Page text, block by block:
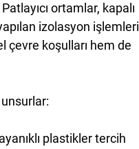
ortamlar, kapalı
izolasyon işlemleri
çevre koşulları hem de
plastikler tercih